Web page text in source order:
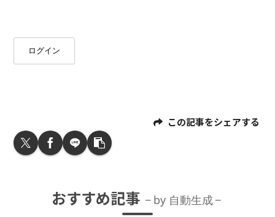
ログイン
この記事をシェアする
おすすめ記事 by 自動生成